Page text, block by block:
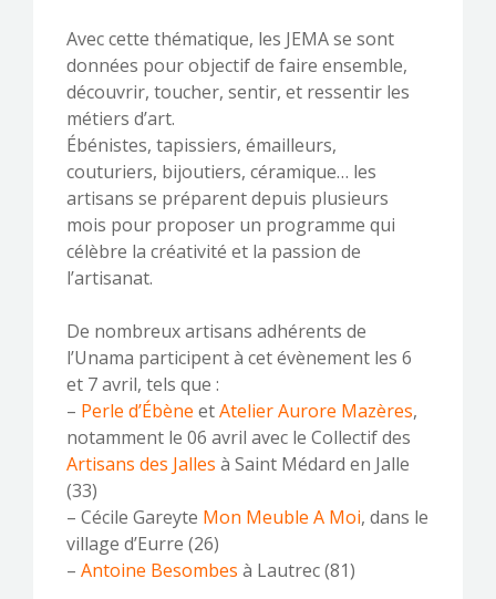
Avec cette thématique, les JEMA se sont
données pour objectif de faire ensemble,
découvrir, toucher, sentir, et ressentir les
métiers d’art.
Ébénistes, tapissiers, émailleurs,
couturiers, bijoutiers, céramique… les
artisans se préparent depuis plusieurs
mois pour proposer un programme qui
célèbre la créativité et la passion de
l’artisanat.
De nombreux artisans adhérents de
l’Unama participent à cet évènement les 6
et 7 avril, tels que :
– Perle d’Ébène etAtelier Aurore Mazères,
notamment le 06 avril avec le Collectif des
Artisans des Jalles à Saint Médard en Jalle
(33)
– Cécile Gareyte Mon Meuble A Moi, dans le
village d’Eurre (26)
– Antoine Besombes à Lautrec (81)